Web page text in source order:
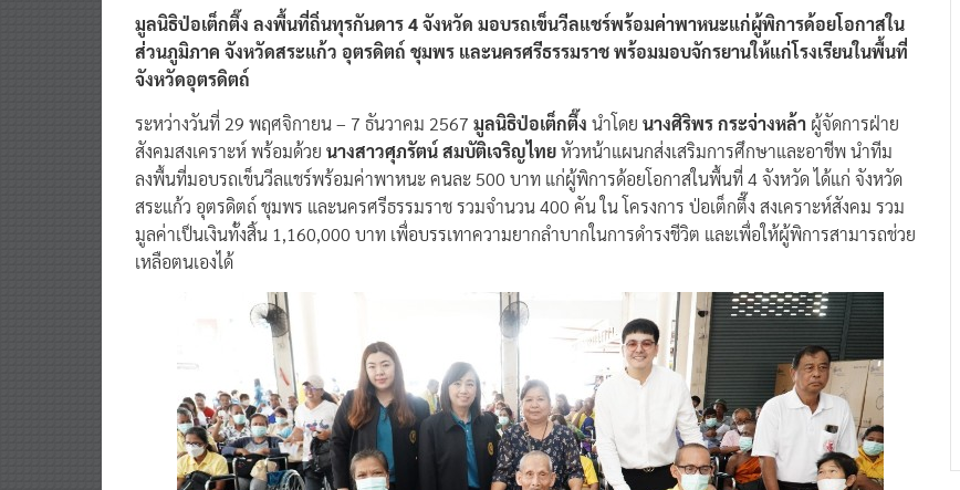
มูลนิธิป่อเต็กตึ๊ง ลงพื้นที่ถิ่นทุรกันดาร 4 จังหวัด มอบรถเข็นวีลแชร์พร้อมค่าพาหนะแก่ผู้พิการด้อยโอกาสใน
ส่วนภูมิภาค จังหวัดสระแก้ว อุตรดิตถ์ ชุมพร และนครศรีธรรมราช พร้อมมอบจักรยานให้แก่โรงเรียนในพื้นที่
จังหวัดอุตรดิตถ์
ระหว่างวันที่ 29 พฤศจิกายน – 7 ธันวาคม 2567 มูลนิธิป่อเต็กตึ๊ง นำโดย นางศิริพร กระจ่างหล้า ผู้จัดการฝ่าย
สังคมสงเคราะห์ พร้อมด้วย นางสาวศุภรัตน์ สมบัติเจริญไทยหัวหน้าแผนกส่งเสริมการศึกษาและอาชีพ นำทีม
ลงพื้นที่มอบรถเข็นวีลแชร์พร้อมค่าพาหนะ คนละ 500 บาท แก่ผู้พิการด้อยโอกาสในพื้นที่ 4 จังหวัด ได้แก่ จังหวัด
สระแก้ว อุตรดิตถ์ ชุมพร และนครศรีธรรมราช รวมจำนวน 400 คัน ใน โครงการ ป่อเต็กตึ๊ง สงเคราะห์สังคม รวม
มูลค่าเป็นเงินทั้งสิ้น 1,160,000 บาท เพื่อบรรเทาความยากลำบากในการดำรงชีวิต และเพื่อให้ผู้พิการสามารถช่วย
เหลือตนเองได้